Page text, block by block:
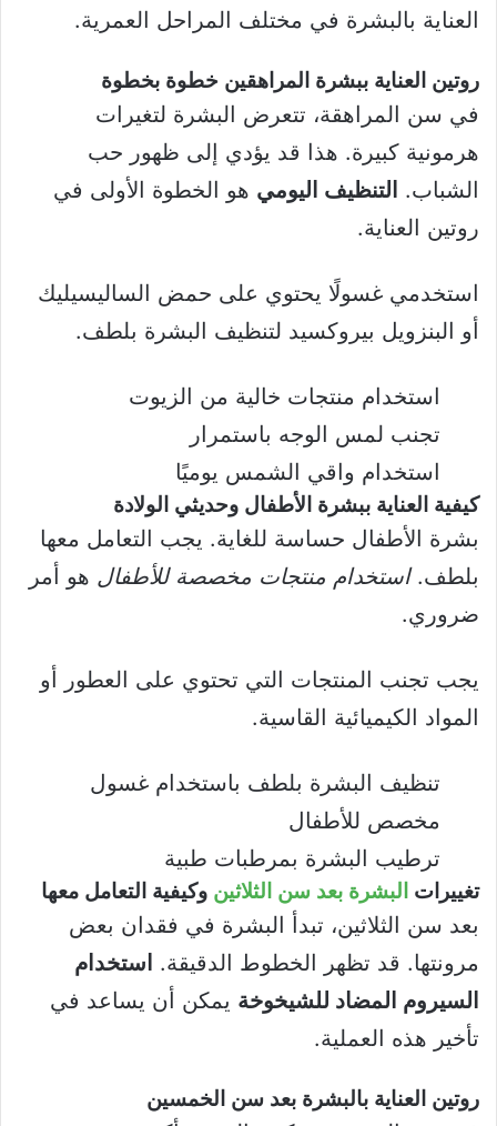
العناية بالبشرة في مختلف المراحل العمرية.
روتين العناية ببشرة المراهقين خطوة بخطوة
في سن المراهقة، تتعرض البشرة لتغيرات
هرمونية كبيرة. هذا قد يؤدي إلى ظهور حب
الشباب. التنظيف اليومي هو الخطوة الأولى في
روتين العناية.
استخدمي غسولًا يحتوي على حمض الساليسيليك
أو البنزويل بيروكسيد لتنظيف البشرة بلطف.
استخدام منتجات خالية من الزيوت
تجنب لمس الوجه باستمرار
استخدام واقي الشمس يوميًا
كيفية العناية ببشرة الأطفال وحديثي الولادة
بشرة الأطفال حساسة للغاية. يجب التعامل معها
بلطف.استخدام منتجات مخصصة للأطفال هو أمر
ضروري.
يجب تجنب المنتجات التي تحتوي على العطور أو
المواد الكيميائية القاسية.
تنظيف البشرة بلطف باستخدام غسول
مخصص للأطفال
ترطيب البشرة بمرطبات طبية
تغييرات البشرة بعد سن الثلاثين وكيفية التعامل معها
بعد سن الثلاثين، تبدأ البشرة في فقدان بعض
مرونتها. قد تظهر الخطوط الدقيقة. استخدام
السيروم المضاد للشيخوخة يمكن أن يساعد في
تأخير هذه العملية.
روتين العناية بالبشرة بعد سن الخمسين